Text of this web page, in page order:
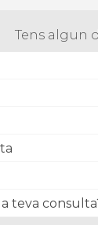
Tens algun